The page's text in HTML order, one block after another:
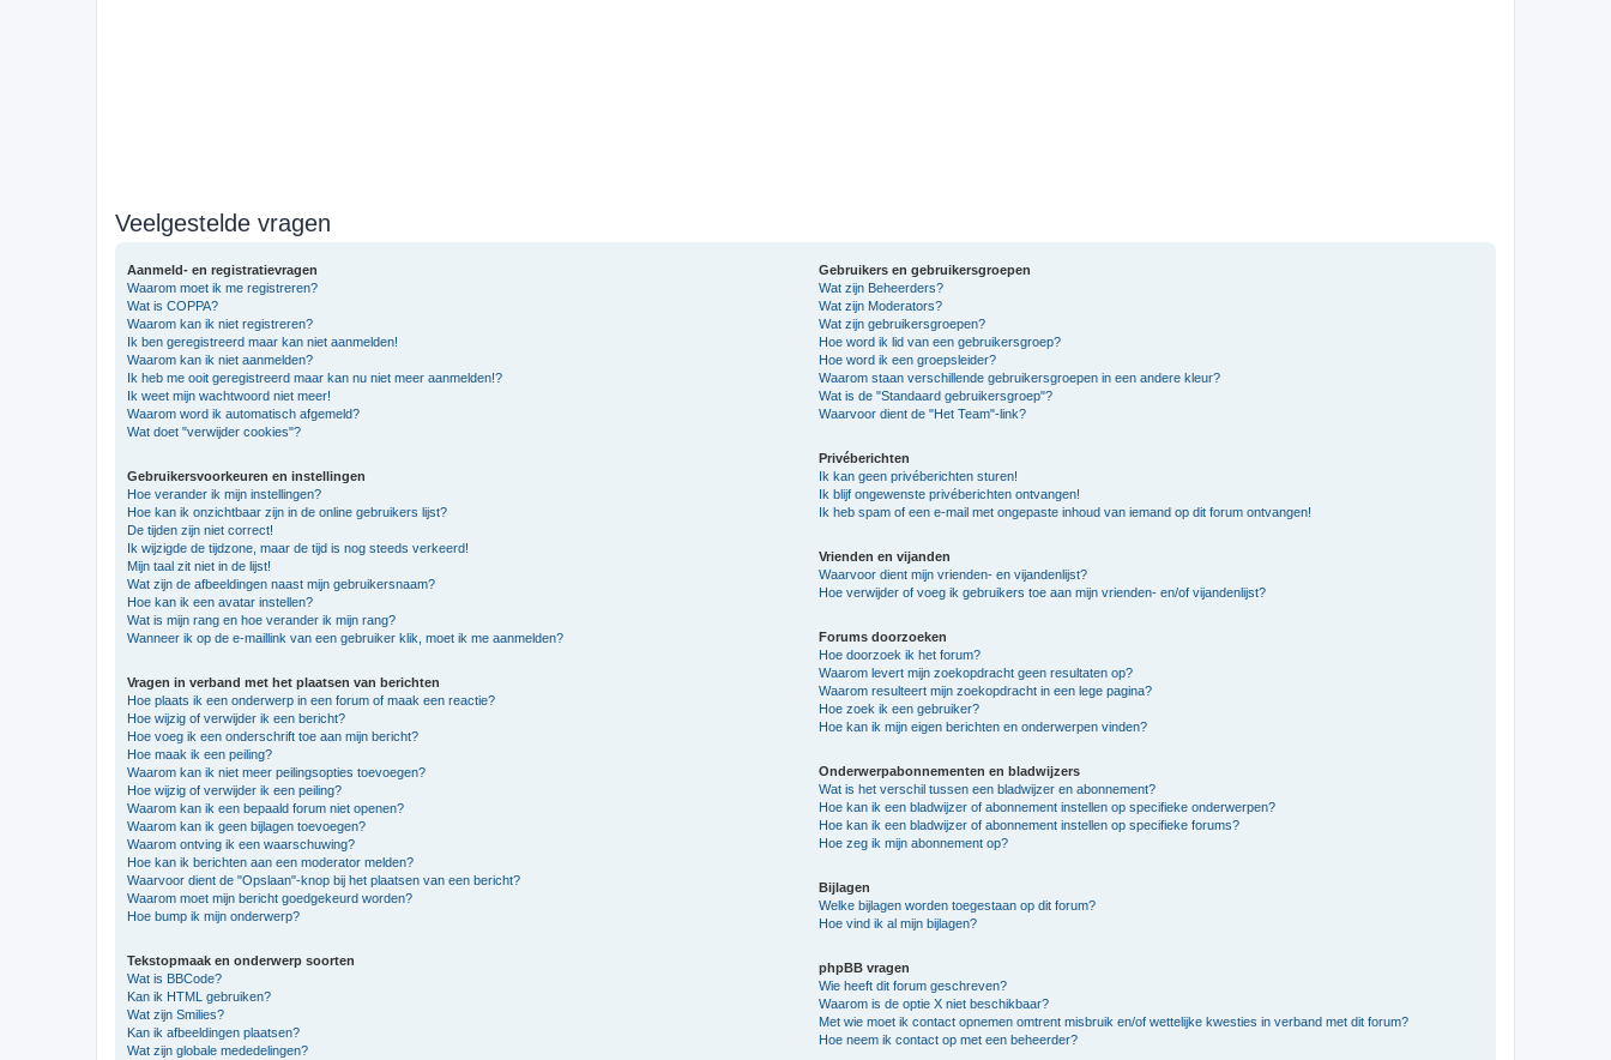
Veelgestelde vragen
Aanmeld- en registratievragen
Waarom moet ik me registreren?
Wat is COPPA?
Waarom kan ik niet registreren?
Ik ben geregistreerd maar kan niet aanmelden!
Waarom kan ik niet aanmelden?
Ik heb me ooit geregistreerd maar kan nu niet meer aanmelden!?
Ik weet mijn wachtwoord niet meer!
Waarom word ik automatisch afgemeld?
Wat doet "verwijder cookies"?
Gebruikersvoorkeuren en instellingen
Hoe verander ik mijn instellingen?
Hoe kan ik onzichtbaar zijn in de online gebruikers lijst?
De tijden zijn niet correct!
Ik wijzigde de tijdzone, maar de tijd is nog steeds verkeerd!
Mijn taal zit niet in de lijst!
Wat zijn de afbeeldingen naast mijn gebruikersnaam?
Hoe kan ik een avatar instellen?
Wat is mijn rang en hoe verander ik mijn rang?
Wanneer ik op de e-maillink van een gebruiker klik, moet ik me aanmelden?
Vragen in verband met het plaatsen van berichten
Hoe plaats ik een onderwerp in een forum of maak een reactie?
Hoe wijzig of verwijder ik een bericht?
Hoe voeg ik een onderschrift toe aan mijn bericht?
Hoe maak ik een peiling?
Waarom kan ik niet meer peilingsopties toevoegen?
Hoe wijzig of verwijder ik een peiling?
Waarom kan ik een bepaald forum niet openen?
Waarom kan ik geen bijlagen toevoegen?
Waarom ontving ik een waarschuwing?
Hoe kan ik berichten aan een moderator melden?
Waarvoor dient de "Opslaan"-knop bij het plaatsen van een bericht?
Waarom moet mijn bericht goedgekeurd worden?
Hoe bump ik mijn onderwerp?
Tekstopmaak en onderwerp soorten
Wat is BBCode?
Kan ik HTML gebruiken?
Wat zijn Smilies?
Kan ik afbeeldingen plaatsen?
Wat zijn globale mededelingen?
Gebruikers en gebruikersgroepen
Wat zijn Beheerders?
Wat zijn Moderators?
Wat zijn gebruikersgroepen?
Hoe word ik lid van een gebruikersgroep?
Hoe word ik een groepsleider?
Waarom staan verschillende gebruikersgroepen in een andere kleur?
Wat is de "Standaard gebruikersgroep"?
Waarvoor dient de "Het Team"-link?
Privéberichten
Ik kan geen privéberichten sturen!
Ik blijf ongewenste privéberichten ontvangen!
Ik heb spam of een e-mail met ongepaste inhoud van iemand op dit forum ontvangen!
Vrienden en vijanden
Waarvoor dient mijn vrienden- en vijandenlijst?
Hoe verwijder of voeg ik gebruikers toe aan mijn vrienden- en/of vijandenlijst?
Forums doorzoeken
Hoe doorzoek ik het forum?
Waarom levert mijn zoekopdracht geen resultaten op?
Waarom resulteert mijn zoekopdracht in een lege pagina?
Hoe zoek ik een gebruiker?
Hoe kan ik mijn eigen berichten en onderwerpen vinden?
Onderwerpabonnementen en bladwijzers
Wat is het verschil tussen een bladwijzer en abonnement?
Hoe kan ik een bladwijzer of abonnement instellen op specifieke onderwerpen?
Hoe kan ik een bladwijzer of abonnement instellen op specifieke forums?
Hoe zeg ik mijn abonnement op?
Bijlagen
Welke bijlagen worden toegestaan op dit forum?
Hoe vind ik al mijn bijlagen?
phpBB vragen
Wie heeft dit forum geschreven?
Waarom is de optie X niet beschikbaar?
Met wie moet ik contact opnemen omtrent misbruik en/of wettelijke kwesties in verband met dit forum?
Hoe neem ik contact op met een beheerder?